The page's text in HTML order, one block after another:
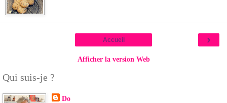
›
Accueil
Afficher la version Web
Qui suis-je ?
Do